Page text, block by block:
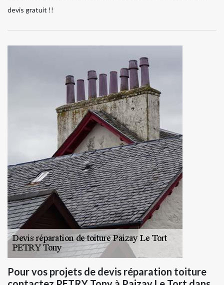
devis gratuit !!
Pour vos projets de devis réparation toiture